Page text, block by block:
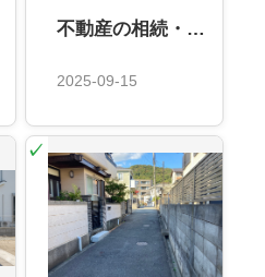
不動産の相続・住所変更登記が義務化！違反で過料も？
2025-09-15